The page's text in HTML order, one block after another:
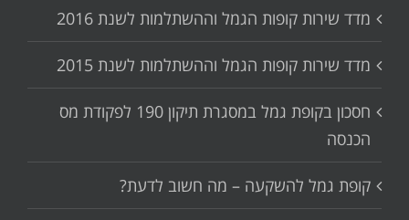
מדד שירות קופות הגמל וההשתלמות לשנת 2016
מדד שירות קופות הגמל וההשתלמות לשנת 2015
חסכון בקופת גמל במסגרת תיקון 190 לפקודת מס
הכנסה
קופת גמל להשקעה – מה חשוב לדעת?